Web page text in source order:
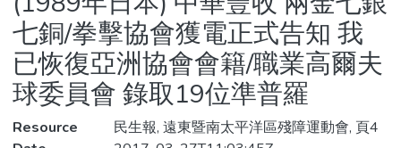
七銅/拳擊協會獲電正式告知 我
已恢復亞洲協會會籍/職業高爾夫
球委員會 錄取19位準普羅
Resource
民生報, 遠東暨南太平洋區殘障運動會, 頁4